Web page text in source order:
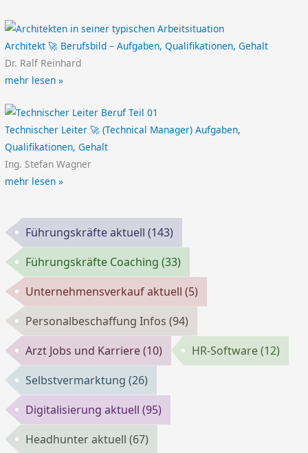
Architekt 🚀 Berufsbild – Aufgaben, Qualifikationen, Gehalt
Dr. Ralf Reinhard
mehr lesen »
Technischer Leiter 🚀 (Technical Manager) Aufgaben,
Qualifikationen, Gehalt
Ing. Stefan Wagner
mehr lesen »
Führungskräfte aktuell(143)
Führungskräfte Coaching(33)
Unternehmensverkauf aktuell(5)
Personalbeschaffung Infos(94)
Arzt Jobs und Karriere(10) HR-Software(12)
Selbstvermarktung(26)
Digitalisierung aktuell(95)
Headhunter aktuell(67)